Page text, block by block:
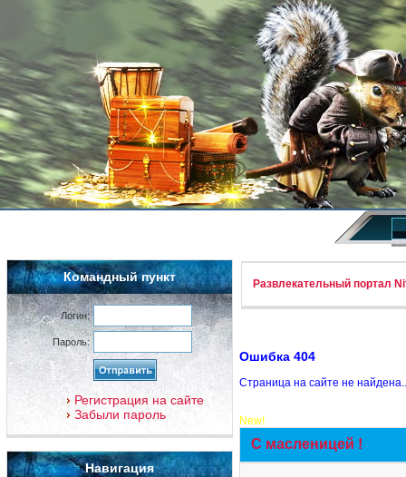
Командный пункт
Логин:
Пароль:
Регистрация на сайте
Забыли пароль
Навигация
Развлекательный портал
Ошибка 404
Страница на сайте не
New!
С масленицей !